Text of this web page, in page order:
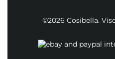
©2026 Cosibella.